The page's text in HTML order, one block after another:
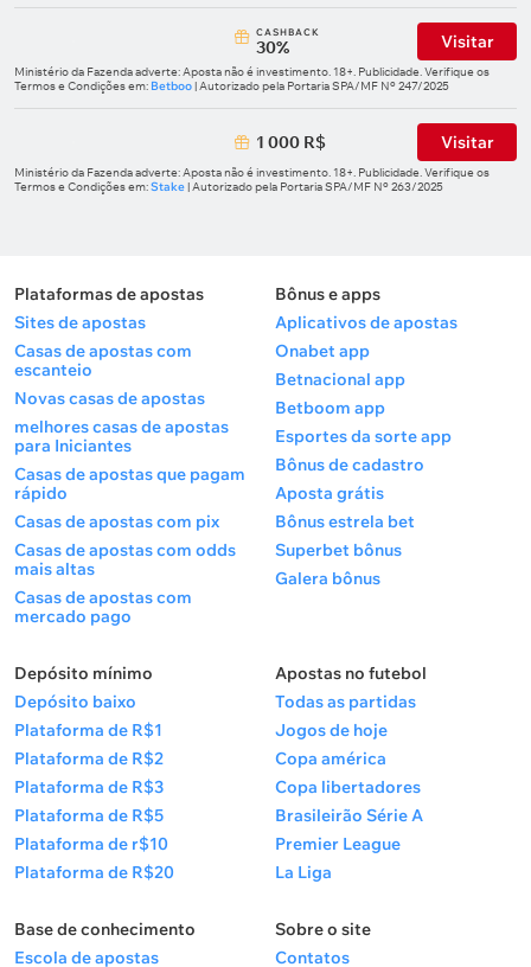
СASHBACK
30% Visitar
Ministério da Fazenda adverte: Aposta não é investimento. 18+. Publicidade. Verifique os
Termos e Condições em: Betboo| Autorizado pela Portaria SPA/MF Nº 247/2025
1 000 R$ Visitar
Ministério da Fazenda adverte: Aposta não é investimento. 18+. Publicidade. Verifique os
Termos e Condições em:Stake| Autorizado pela Portaria SPA/MF Nº 263/2025
Plataformas de apostas
Sites de apostas
Casas de apostas com
escanteio
Novas casas de apostas
melhores casas de apostas
para Iniciantes
Casas de apostas que pagam
rápido
Casas de apostas com pix
Casas de apostas com odds
mais altas
Casas de apostas com
mercado pago
Bônus e apps
Aplicativos de apostas
Onabet app
Betnacional app
Betboom app
Esportes da sorte app
Bônus de cadastro
Aposta grátis
Bônus estrela bet
Superbet bônus
Galera bônus
Depósito mínimo
Depósito baixo
Plataforma de R$1
Plataforma de R$2
Plataforma de R$3
Plataforma de R$5
Plataforma de r$10
Plataforma de R$20
Apostas no futebol
Todas as partidas
Jogos de hoje
Copa américa
Copa libertadores
Brasileirão Série A
Premier League
La Liga
Base de conhecimento
Escola de apostas
Sobre o site
Contatos